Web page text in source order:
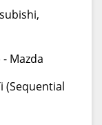
Mazda
(Sequential